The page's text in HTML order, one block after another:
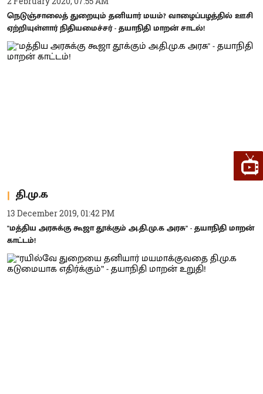
நெடுஞ்சாலைத் துறையும் தனியார் மயம்? வாழைப்பழத்தில் ஊசி
ஏற்றியுள்ளார் நிதியமைச்சர் - தயாநிதி மாறன் சாடல்!
தி.மு.க
13 December 2019, 01:42 PM
''மத்திய அரசுக்கு கூஜா தூக்கும் அ.தி.மு.க அரசு'' - தயாநிதி மாறன்
காட்டம்!